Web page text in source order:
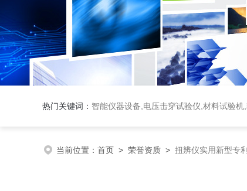
热门关键词： 智能仪器设备,电压击穿试验仪,材料试验机
当前位置： 首页 > 荣誉资质 > 扭辨仪实用新型专